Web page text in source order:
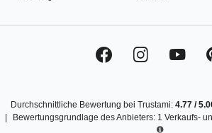
Durchschnittliche Bewertung bei Trustami: 4.77 /
Bewertungsgrundlage des Anbieters: 1 Verkaufs-